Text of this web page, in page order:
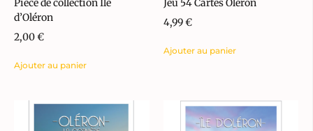
Pièce de collection Ile
d’Oléron
2,00€
Ajouter au panier
Jeu 54 Cartes Oléron
4,99€
Ajouter au panier